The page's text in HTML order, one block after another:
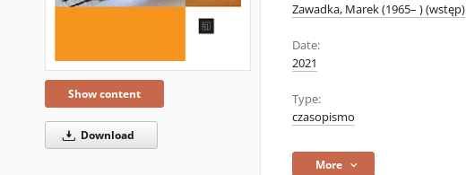
Show content
Download
Zawadka, Marek (1965– ) (wstęp)
Date:
2021
Type:
czasopismo
More